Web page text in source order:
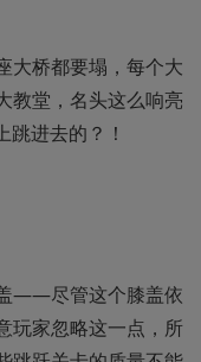
大桥都要塌，每个大
堂，名头这么响亮
进去的？！
——尽管这个膝盖依
家忽略这一点，所